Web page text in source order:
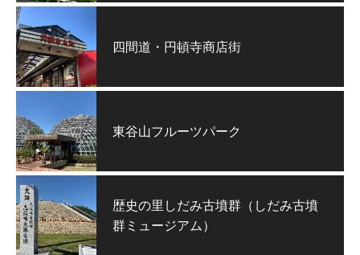
四間道・円頓寺商店街
東谷山フルーツパーク
歴史の里しだみ古墳群（しだみ古墳
群ミュージアム）